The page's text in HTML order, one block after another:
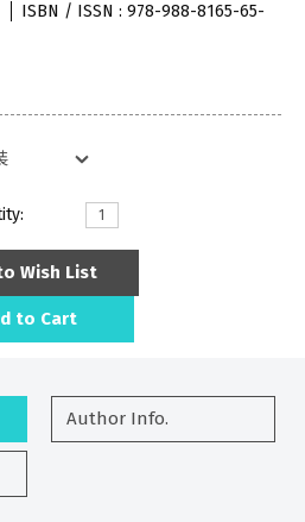
ISBN / ISSN : 978-988-8165-65-
Wish List
to Cart
Author Info.